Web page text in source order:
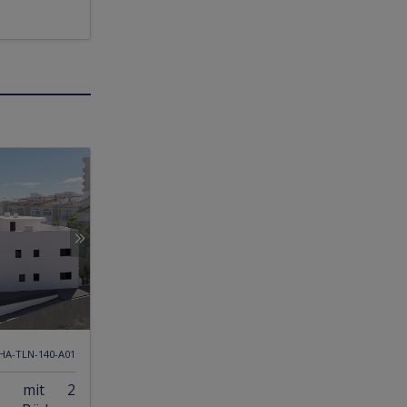
TLN-140-A01
mit 2